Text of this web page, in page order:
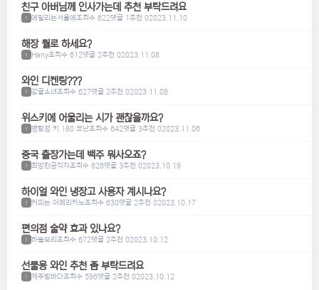
친구 아버님께 인사가는데 추천 부탁드려요
1 에밀리는서울에 조회수 622댓글 1추천 02023.11.10
해장 뭘로 하세요?
1 Hany조회수 612댓글 2추천 02023.11.08
와인 디켄팅???
1 감귤소녀조회수 627댓글 2추천 02023.11.08
위스키에 어울리는 시가 괜찮을까요?
1 명탐정 키 180 코난조회수 642댓글 3추천 02023.11.06
중국 출장가는데 백주 뭐사오죠?
1 희망찬공직자조회수 626댓글 3추천 02023.10.19
하이얼 와인 냉장고 사용자 계시나요?
1 커피는 아메리카노조회수 630댓글 2추천 02023.10.17
편의점 술약 효과 있나요?
1 하늘보리조회수 672댓글 2추천 02023.10.12
선물용 와인 추천 좀 부탁드려요
1 제주밤바다조회수 596댓글 2추천 02023.10.12